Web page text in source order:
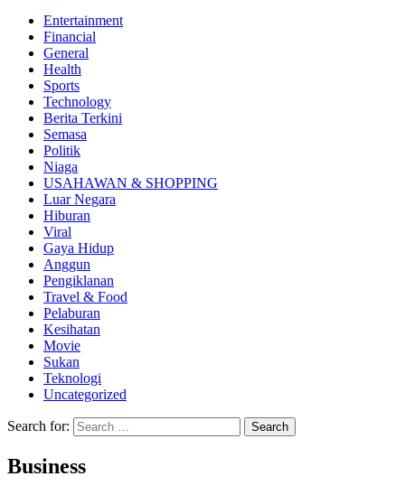
Entertainment
Financial
General
Health
Sports
Technology
Berita Terkini
Semasa
Politik
Niaga
USAHAWAN & SHOPPING
Luar Negara
Hiburan
Viral
Gaya Hidup
Anggun
Pengiklanan
Travel & Food
Pelaburan
Kesihatan
Movie
Sukan
Teknologi
Uncategorized
Search for:
Business